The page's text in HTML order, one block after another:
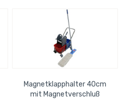
Magnetklapphalter 40cm
mit Magnetverschluß